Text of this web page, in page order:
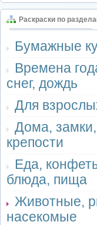
Раскраски по
Бумажные
Времена
снег, дождь
Для
Дома, замки,
крепости
Еда,
блюда, пища
Животные,
насекомые